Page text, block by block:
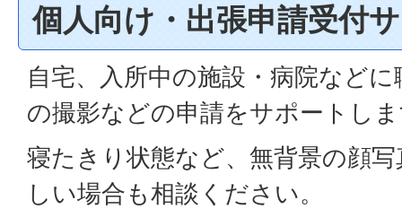
個人向け・出張申請受付
自宅、入所中の施設・病院など
の撮影などの申請をサポートし
寝たきり状態など、無背景の顔
しい場合も相談ください。